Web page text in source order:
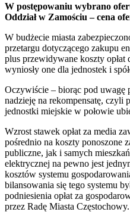
W postępowaniu wybrano
Oddział w Zamościu – cena
W budżecie miasta
przetargu dotyczącego zakupu
plus przewidywane koszty
wyniosły one dla jednostek i
Oczywiście – biorąc pod uwagę
nadzieję na rekompensatę, czyli
jednostki miejskie w połowie
Wzrost stawek opłat za media
pośrednio na koszty ponoszone
publiczne, jak i samych
elektrycznej na pewno jest
kosztów systemu
bilansowania się tego systemu
podniesienia opłat za
przez Radę Miasta Częstochowy.